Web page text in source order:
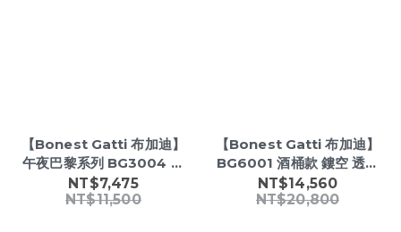
【Bonest Gatti 布加迪】
午夜巴黎系列 BG3004 晶
鑽 氣質 夜光 逆跳機芯 真皮
女款 手錶 (附品牌精美賽車
NT$7,475
NT$11,500
【Bonest Gatti 布加迪】
BG6001 酒桶款 鏤空 透明
錶殼 防水 男士 機械錶 (附品
牌精美賽車禮盒)
NT$14,560
NT$20,800